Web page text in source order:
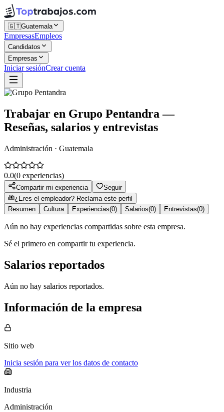
🇬🇹Guatemala
EmpresasEmpleos
Candidatos
Empresas
Iniciar sesiónCrear cuenta
Trabajar en Grupo Pentandra —
Reseñas, salarios y entrevistas
Administración · Guatemala
0.0(0 experiencias)
Compartir mi experiencia
Seguir
¿Eres el empleador? Reclama este perfil
Resumen
Cultura Experiencias(0) Salarios(0) Entrevistas(0)
Aún no hay experiencias compartidas sobre esta empresa.
Sé el primero en compartir tu experiencia.
Salarios reportados
Aún no hay salarios reportados.
Información de la empresa
Sitio web
Inicia sesión para ver los datos de contacto
Industria
Administración